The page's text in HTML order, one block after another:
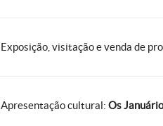
Exposição, visitação e venda de
Apresentação cultural: Os